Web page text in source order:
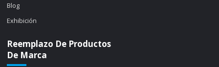
Blog
Exhibición
Reemplazo De Productos
De Marca